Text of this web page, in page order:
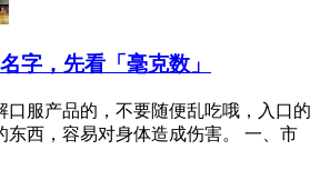
字，先看「毫克数」
口服产品的，不要随便乱吃哦，入口的
东西，容易对身体造成伤害。 一、市